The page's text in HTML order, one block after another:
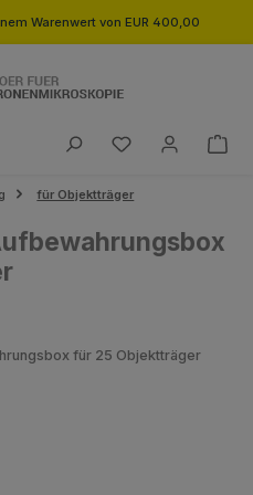
Warenwert von EUR 400,00
Du hast 0
für Objektträger